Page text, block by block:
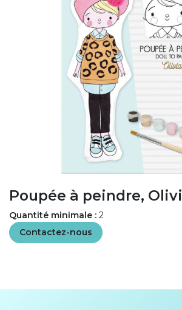
Poupée à peindre,
Quantité minimale : 2
Contactez-nous